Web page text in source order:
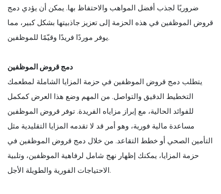
ضروريًا لجذب أفضل المواهب والاحتفاظ بها. يمكن أن يؤدي دمج
قروض الموظفين في هذه الحزمة إلى تعزيز جاذبيتها بشكل كبير، مما
يوفر موردًا فريدًا وقيّمًا للموظفين.
دمج قروض الموظفين
يتطلب دمج قروض الموظفين في حزمة المزايا الشاملة لمطعمك
التخطيط الدقيق والتواصل. من المهم وضع هذا العرض كمكمل
للفوائد الحالية، مع إبراز مزاياه الفريدة. توفر قروض الموظفين
مساعدة مالية فورية، وهو أمر قد لا تقدمه المزايا التقليدية مثل
التأمين الصحي أو خطط التقاعد. من خلال دمج قروض الموظفين في
حزمة المزايا، يمكنك إظهار نهج شامل لرفاهية الموظفين، وتلبية
الاحتياجات الفورية والطويلة الأجل.